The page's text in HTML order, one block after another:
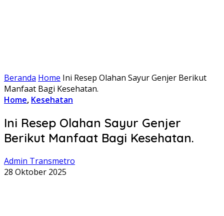
Beranda Home Ini Resep Olahan Sayur Genjer Berikut
Manfaat Bagi Kesehatan.
Home, Kesehatan
Ini Resep Olahan Sayur Genjer
Berikut Manfaat Bagi Kesehatan.
Admin Transmetro
28 Oktober 2025